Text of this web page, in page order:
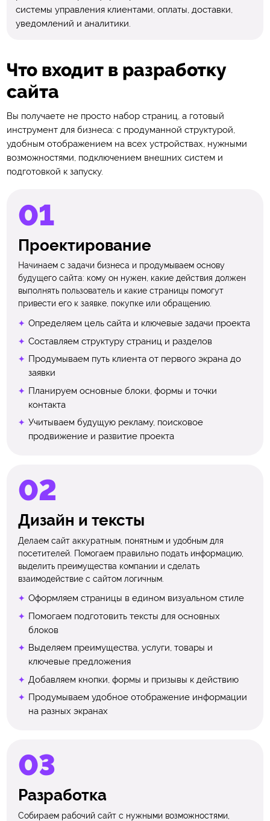
системы управления клиентами, оплаты, доставки,
уведомлений и аналитики.
Что входит в разработку
сайта
Вы получаете не просто набор страниц, а готовый
инструмент для бизнеса: с продуманной структурой,
удобным отображением на всех устройствах, нужными
возможностями, подключением внешних систем и
подготовкой к запуску.
Проектирование
Начинаем с задачи бизнеса и продумываем основу
будущего сайта: кому он нужен, какие действия должен
выполнять пользователь и какие страницы помогут
привести его к заявке, покупке или обращению.
Определяем цель сайта и ключевые задачи проекта
Составляем структуру страниц и разделов
Продумываем путь клиента от первого экрана до
заявки
Планируем основные блоки, формы и точки
контакта
Учитываем будущую рекламу, поисковое
продвижение и развитие проекта
Дизайн и тексты
Делаем сайт аккуратным, понятным и удобным для
посетителей. Помогаем правильно подать информацию,
выделить преимущества компании и сделать
взаимодействие с сайтом логичным.
Оформляем страницы в едином визуальном стиле
Помогаем подготовить тексты для основных
блоков
Выделяем преимущества, услуги, товары и
ключевые предложения
Добавляем кнопки, формы и призывы к действию
Продумываем удобное отображение информации
на разных экранах
Разработка
Собираем рабочий сайт с нужными возможностями,